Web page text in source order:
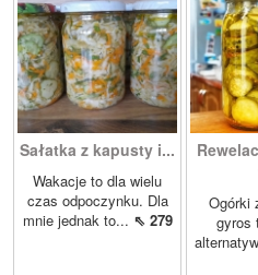
Sałatka z kapusty i...
Wakacje to dla wielu
czas odpoczynku. Dla
mnie jednak to... ⇖ 279
Ogórki
gyros